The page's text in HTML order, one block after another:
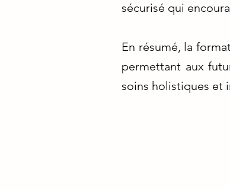
sécurisé qui
En résumé, la
permettant aux
soins holistiques et